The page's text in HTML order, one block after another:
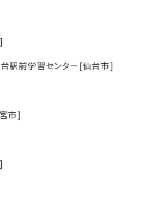
駅前学習センター[仙台市]
市]